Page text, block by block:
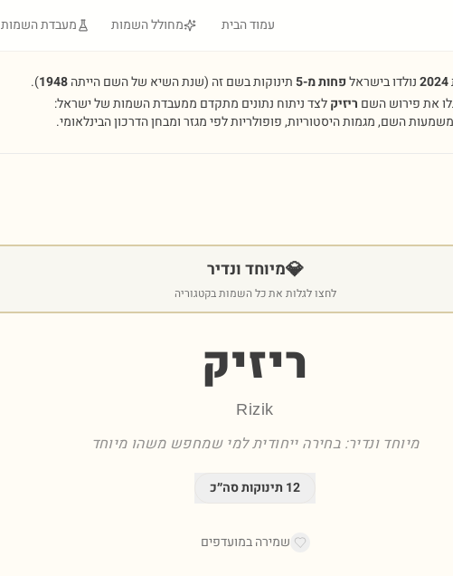
עמוד הבית מחולל השמות מעבדת השמות
2024נולדו בישראלפחות מ-5 תינוקות בשם זה (שנת השיא של השם הייתה1948
).
את פירוש השם ריזיקלצד ניתוח נתונים מתקדם ממעבדת השמות של ישראל:
משמעות השם, מגמות היסטוריות, פופולריות לפי מגזר ומבחן הדרכון הבינלאומי.
💎מיוחד ונדיר
לחצו לגלות את כל השמות בקטגוריה
ריזיק
Rizik
מיוחד ונדיר: בחירה ייחודית למי שמחפש משהו מיוחד
12 תינוקות סה״כ
שמירה במועדפים